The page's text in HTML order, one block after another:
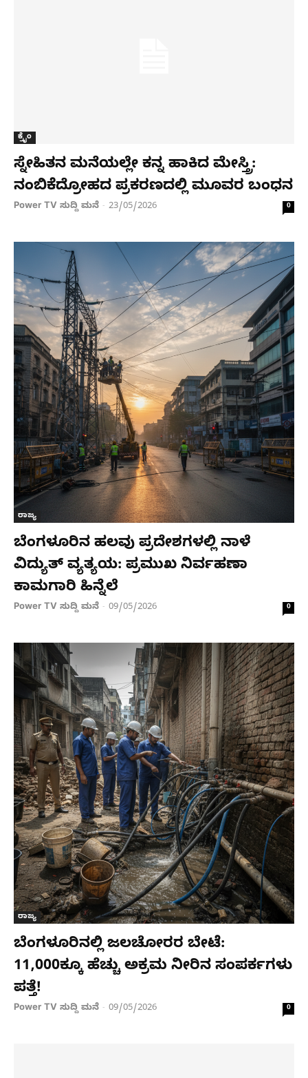
ಕ್ರೈಂ
ಸ್ನೇಹಿತನ ಮನೆಯಲ್ಲೇ ಕನ್ನ ಹಾಕಿದ ಮೇಸ್ತ್ರಿ:
ನಂಬಿಕೆದ್ರೋಹದ ಪ್ರಕರಣದಲ್ಲಿ ಮೂವರ ಬಂಧನ
Power TV ಸುದ್ದಿ ಮನೆ - 23/05/2026 0
ರಾಜ್ಯ
ಬೆಂಗಳೂರಿನ ಹಲವು ಪ್ರದೇಶಗಳಲ್ಲಿ ನಾಳೆ
ವಿದ್ಯುತ್ ವ್ಯತ್ಯಯ: ಪ್ರಮುಖ ನಿರ್ವಹಣಾ
ಕಾಮಗಾರಿ ಹಿನ್ನೆಲೆ
Power TV ಸುದ್ದಿ ಮನೆ - 09/05/2026 0
ರಾಜ್ಯ
ಬೆಂಗಳೂರಿನಲ್ಲಿ ಜಲಚೋರರ ಬೇಟೆ:
11,000ಕ್ಕೂ ಹೆಚ್ಚು ಅಕ್ರಮ ನೀರಿನ ಸಂಪರ್ಕಗಳು
ಪತ್ತೆ!
Power TV ಸುದ್ದಿ ಮನೆ - 09/05/2026 0